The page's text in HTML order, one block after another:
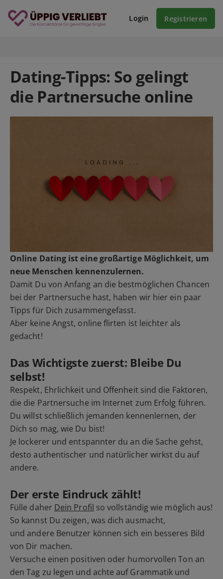
Login Registrieren
Dating-Tipps: So gelingt
die Partnersuche online
Online Dating ist eine großartige Möglichkeit, um
neue Menschen kennenzulernen.
Damit Du von Anfang an die bestmöglichen Chancen
bei der Partnersuche hast, haben wir hier ein paar
Tipps für Dich zusammengefasst.
Aber keine Angst, online flirten ist leichter als
gedacht!
Das Wichtigste zuerst: Bleibe Du
selbst!
Respekt, Ehrlichkeit und Offenheit sind die Faktoren,
die die Partnersuche im Internet zum Erfolg führen.
Du willst schließlich jemanden kennenlernen, der
Dich so mag, wie Du bist!
Je lockerer und entspannter du an die Sache gehst,
desto authentischer und natürlicher wirkst du auf
andere.
Der erste Eindruck zählt!
Fülle daher Dein Profil so vollständig wie möglich aus!
So kannst Du zeigen, was dich ausmacht,
und andere Benutzer können sich ein besseres Bild
von Dir machen.
Versuche einen positiven oder humorvollen Ton an
den Tag zu legen und achte auf Grammatik und